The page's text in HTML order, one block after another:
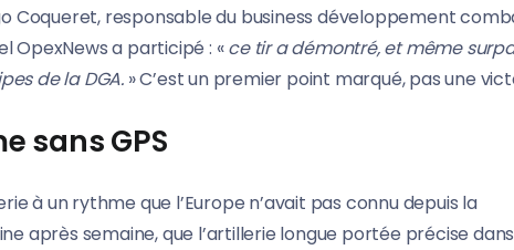
Coqueret, responsable du business développement
OpexNews a participé : «ce tir a démontré, et même
de la DGA. » C’est un premier point marqué, pas une
sans GPS
à un rythme que l’Europe n’avait pas connu depuis la
après semaine, que l’artillerie longue portée précise